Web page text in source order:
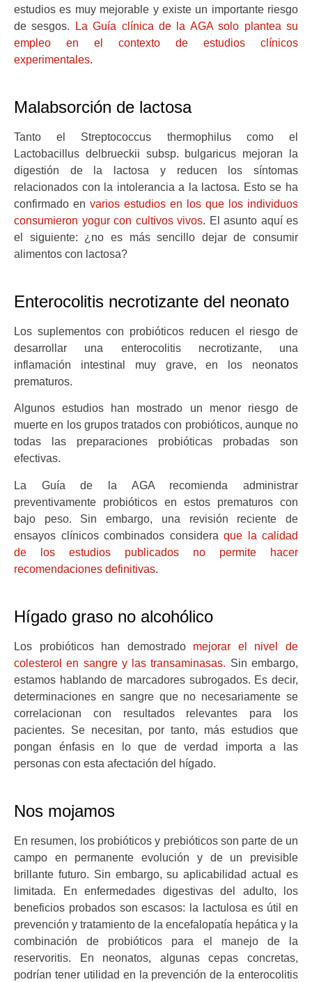
estudios es muy mejorable y existe un importante riesgo
de sesgos.
La Guía clínica de la AGA solo plantea su
empleo en el contexto de estudios clínicos
experimentales.
Malabsorción de lactosa
Tanto el Streptococcus thermophilus como el
Lactobacillus delbrueckii subsp. bulgaricus mejoran la
digestión de la lactosa y reducen los síntomas
relacionados con la intolerancia a la lactosa. Esto se ha
confirmado en varios estudios en los que los individuos
consumieron yogur con cultivos vivos. El asunto aquí es
el siguiente: ¿no es más sencillo dejar de consumir
alimentos con lactosa?
Enterocolitis necrotizante del neonato
Los suplementos con probióticos reducen el riesgo de
desarrollar una enterocolitis necrotizante, una
inflamación intestinal muy grave, en los neonatos
prematuros.
Algunos estudios han mostrado un menor riesgo de
muerte en los grupos tratados con probióticos, aunque no
todas las preparaciones probióticas probadas son
efectivas.
La Guía de la AGA recomienda administrar
preventivamente probióticos en estos prematuros con
bajo peso. Sin embargo, una revisión reciente de
ensayos clínicos combinados considera que la calidad
de los estudios publicados no permite hacer
recomendaciones definitivas.
Hígado graso no alcohólico
Los probióticos han demostrado mejorar el nivel de
colesterol en sangre y las transaminasas. Sin embargo,
estamos hablando de marcadores subrogados. Es decir,
determinaciones en sangre que no necesariamente se
correlacionan con resultados relevantes para los
pacientes. Se necesitan, por tanto, más estudios que
pongan énfasis en lo que de verdad importa a las
personas con esta afectación del hígado.
Nos mojamos
En resumen, los probióticos y prebióticos son parte de un
campo en permanente evolución y de un previsible
brillante futuro. Sin embargo, su aplicabilidad actual es
limitada. En enfermedades digestivas del adulto, los
beneficios probados son escasos: la lactulosa es útil en
prevención y tratamiento de la encefalopatía hepática y la
combinación de probióticos para el manejo de la
reservoritis. En neonatos, algunas cepas concretas,
podrían tener utilidad en la prevención de la enterocolitis